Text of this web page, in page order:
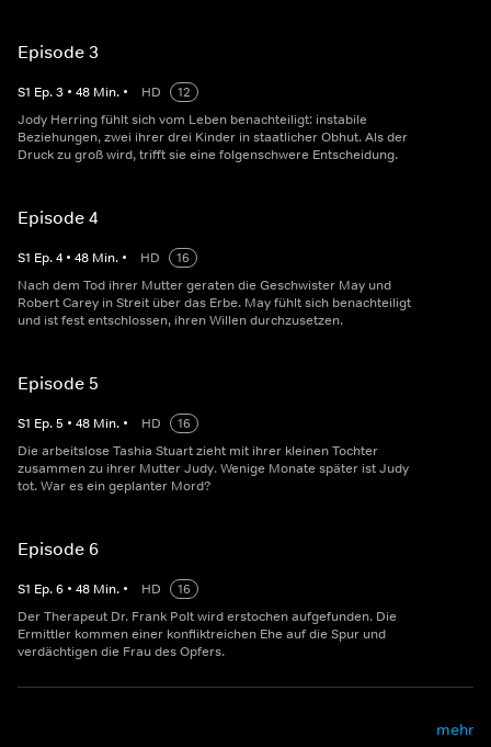
Episode 3
S1 Ep.3 • 48 Min. • HD
12
Jody Herring fühlt sich vom Leben benachteiligt: instabile
Beziehungen, zwei ihrer drei Kinder in staatlicher Obhut. Als der
Druck zu groß wird, trifft sie eine folgenschwere Entscheidung.
Episode 4
S1 Ep.4 • 48 Min. • HD
16
Nach dem Tod ihrer Mutter geraten die Geschwister May und
Robert Carey in Streit über das Erbe. May fühlt sich benachteiligt
und ist fest entschlossen, ihren Willen durchzusetzen.
Episode 5
S1 Ep.5 • 48 Min. • HD
16
Die arbeitslose Tashia Stuart zieht mit ihrer kleinen Tochter
zusammen zu ihrer Mutter Judy. Wenige Monate später ist Judy
tot. War es ein geplanter Mord?
Episode 6
S1 Ep.6 • 48 Min. • HD
16
Der Therapeut Dr. Frank Polt wird erstochen aufgefunden. Die
Ermittler kommen einer konfliktreichen Ehe auf die Spur und
verdächtigen die Frau des Opfers.
mehr